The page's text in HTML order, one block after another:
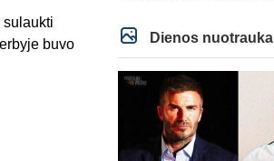
sulaukti
buvo
Dienos nuotrauka